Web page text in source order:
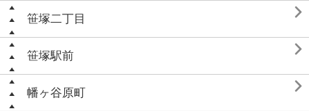
笹塚二丁目 
笹塚駅前 
幡ヶ谷原町 